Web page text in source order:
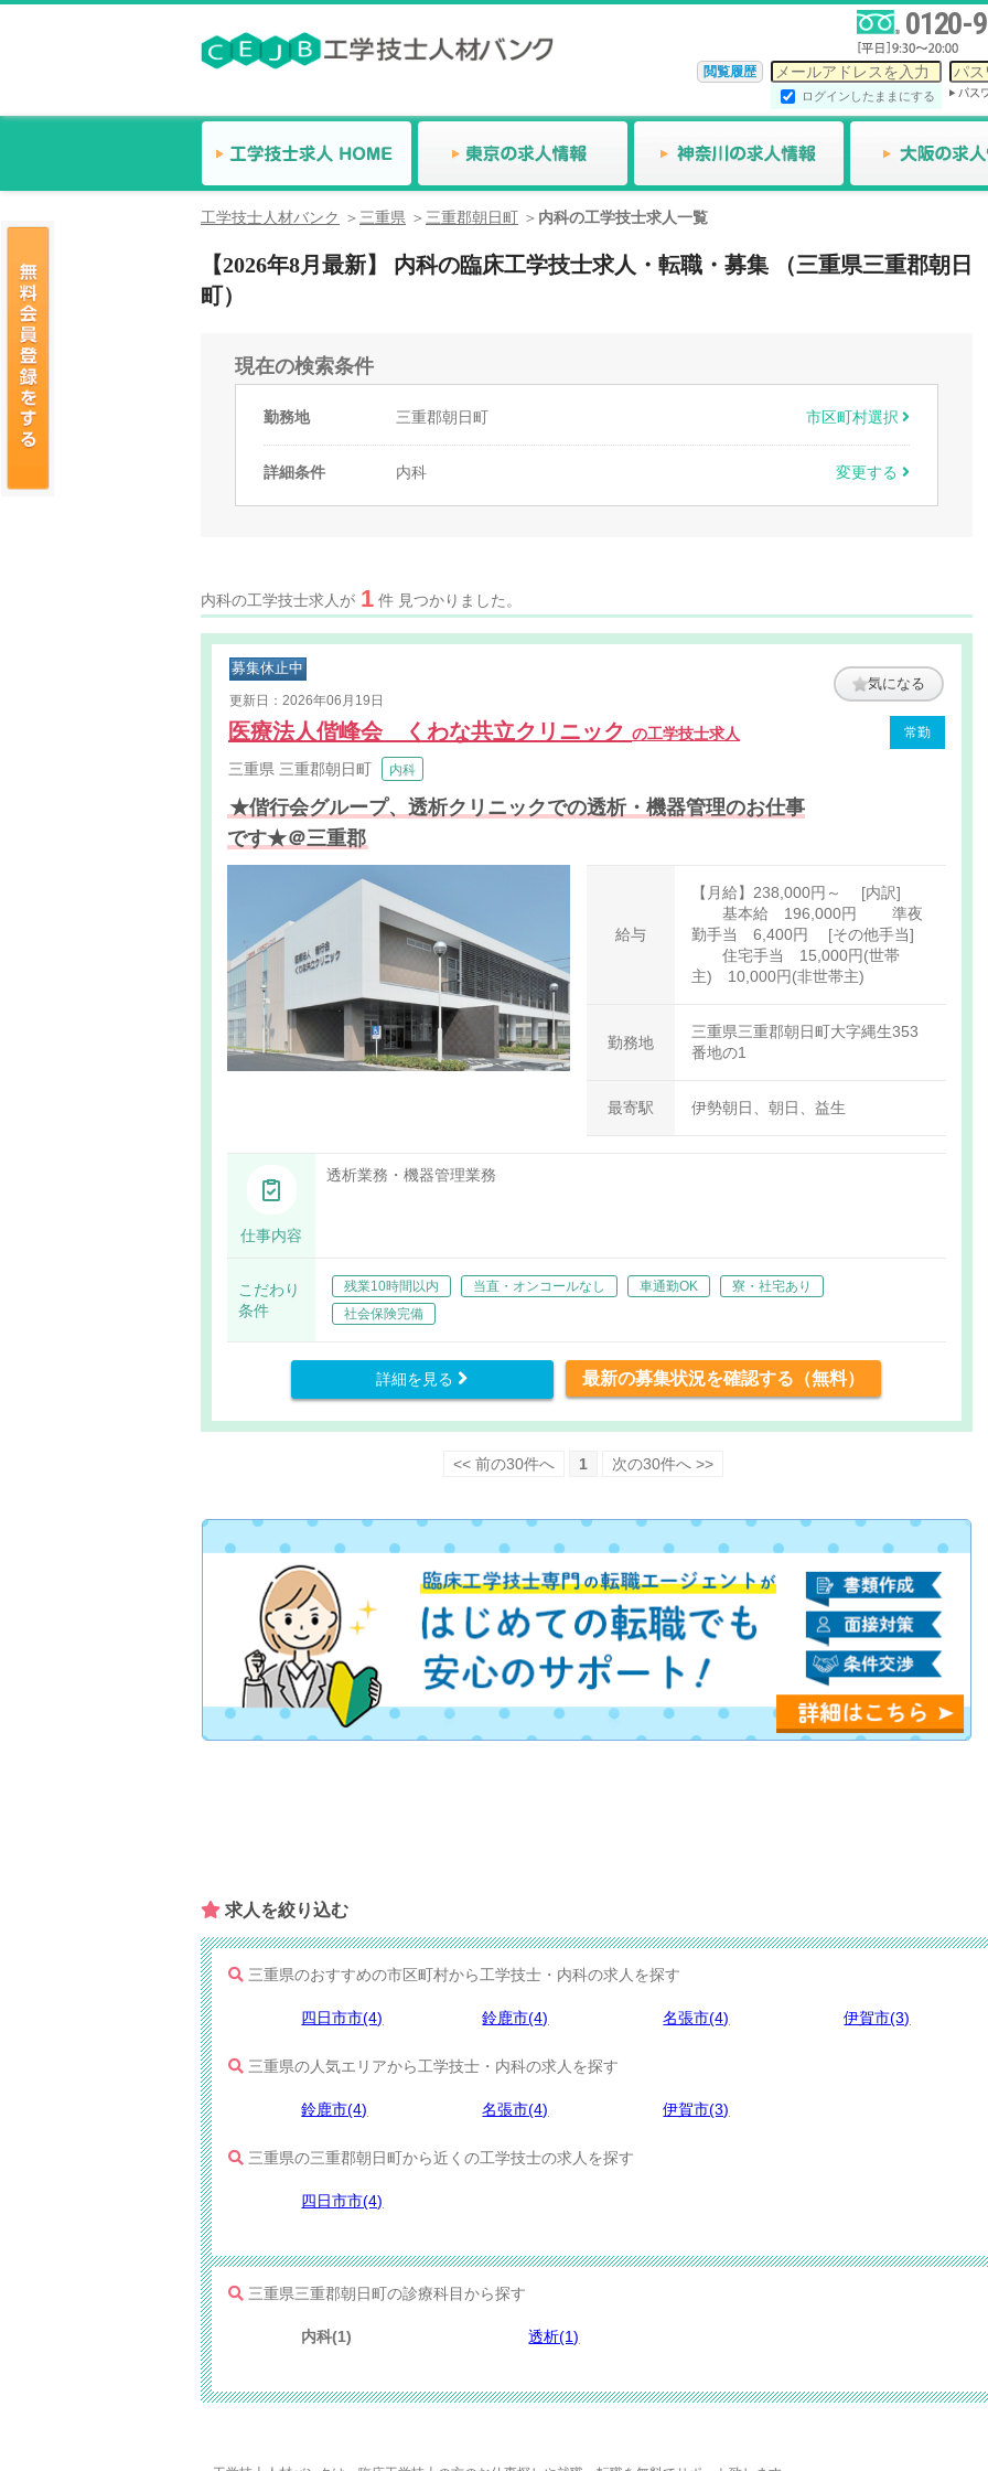
0120-
閲覧履歴
ログインしたままにする
工学技士人材バンク 三重県 三重郡朝日町 内科の工学技士求人一覧
【2026年8月最新】 内科の臨床工学技士求人・転職・募集 （三重県三重郡朝日
町）
現在の検索条件
勤務地 三重郡朝日町 市区町村選択
詳細条件 内科 変更する
内科の工学技士求人が 1 件 見つかりました。
募集休止中
更新日：2026年06月19日
気になる
医療法人偕峰会 くわな共立クリニック の工学技士求人 常勤
三重県 三重郡朝日町 内科
★偕行会グループ、透析クリニックでの透析・機器管理のお仕事
です★＠三重郡
給与
【月給】238,000円～ [内訳]
基本給 196,000円 準夜
勤手当 6,400円 [その他手当]
住宅手当 15,000円(世帯
主) 10,000円(非世帯主)
勤務地
三重県三重郡朝日町大字縄生353
番地の1
最寄駅 伊勢朝日、朝日、益生
仕事内容
透析業務・機器管理業務
こだわり
条件
残業10時間以内 当直・オンコールなし 車通勤OK
寮・社宅あり
社会保険完備
詳細を見る 最新の募集状況を確認する（無料）
<< 前の30件へ 1 次の30件へ >>
求人を​絞り込む
三重県のおすすめの市区町村から工学技士・内科の求人を探す
四日市市(4) 鈴鹿市(4) 名張市(4) 伊賀市(3)
三重県の人気エリアから工学技士・内科の求人を探す
鈴鹿市(4) 名張市(4) 伊賀市(3)
三重県の三重郡朝日町から近くの工学技士の求人を探す
四日市市(4)
三重県三重郡朝日町の診療科目から探す
内科(1) 透析(1)